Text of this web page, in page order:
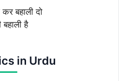
बहाली दो
है
in Urdu